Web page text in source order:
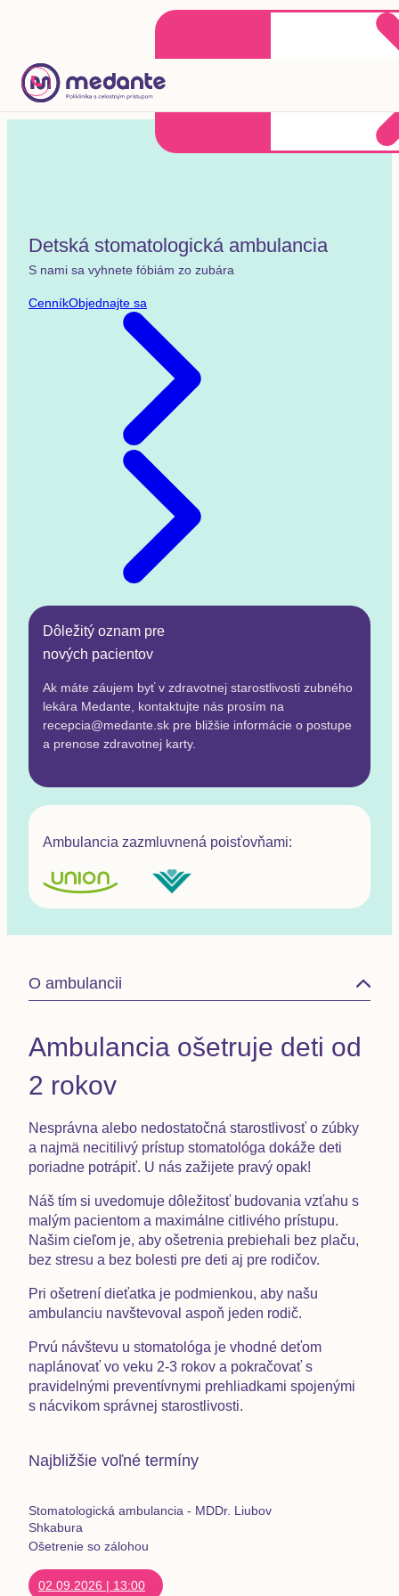
Klientske centrum
+421 2 20 302 303
Detská stomatologická ambulancia
S nami sa vyhnete fóbiám zo zubára
CenníkObjednajte sa
Dôležitý oznam pre
nových pacientov
Ak máte záujem byť v zdravotnej starostlivosti zubného
lekára Medante, kontaktujte nás prosím na
recepcia@medante.sk pre bližšie informácie o postupe
a prenose zdravotnej karty.
Ambulancia zazmluvnená poisťovňami:
O ambulancii
Ambulancia ošetruje deti od
2 rokov
Nesprávna alebo nedostatočná starostlivosť o zúbky
a najmä necitilivý prístup stomatológa dokáže deti
poriadne potrápiť. U nás zažijete pravý opak!
Náš tím si uvedomuje dôležitosť budovania vzťahu s
malým pacientom a maximálne citlivého prístupu.
Našim cieľom je, aby ošetrenia prebiehali bez plaču,
bez stresu a bez bolesti pre deti aj pre rodičov.
Pri ošetrení dieťatka je podmienkou, aby našu
ambulanciu navštevoval aspoň jeden rodič.
Prvú návštevu u stomatológa je vhodné deťom
naplánovať vo veku 2-3 rokov a pokračovať s
pravidelnými preventívnymi prehliadkami spojenými
s nácvikom správnej starostlivosti.
Najbližšie voľné termíny
Stomatologická ambulancia - MDDr. Liubov
Shkabura
Ošetrenie so zálohou
02.09.2026 | 13:00